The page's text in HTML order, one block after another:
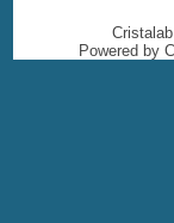
Cristalab
Powered by